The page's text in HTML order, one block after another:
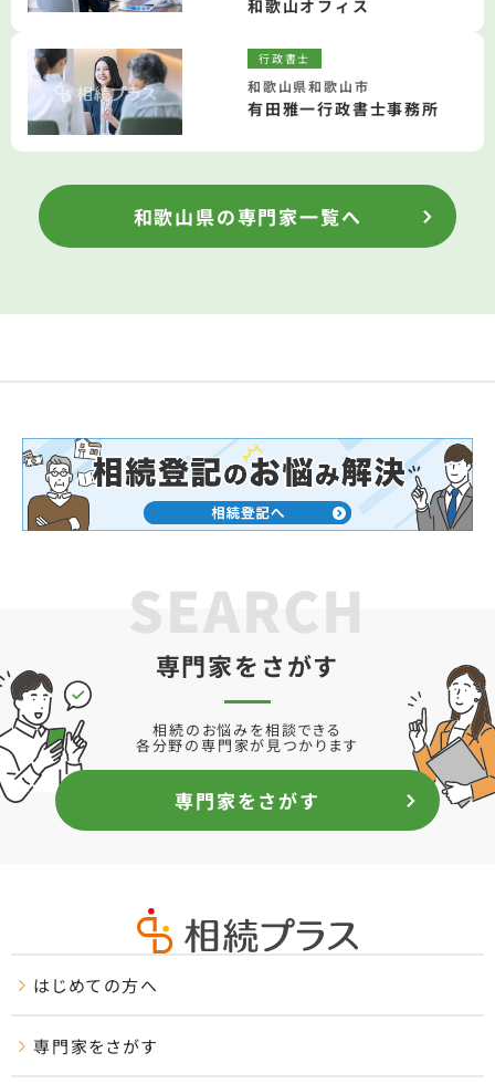
和歌山オフィス
行政書士
和歌山県和歌山市
有田雅一行政書士事務所
和歌山県の専門家一覧へ
SEARCH
専門家をさがす
相続のお悩みを相談できる
各分野の専門家が見つかります
専門家をさがす
はじめての方へ
専門家をさがす